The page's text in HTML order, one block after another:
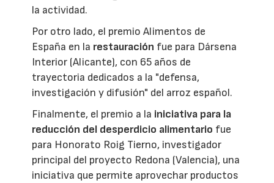
la actividad.
Por otro lado, el premio Alimentos de
España en la restauración fue para Dársena
Interior (Alicante), con 65 años de
trayectoria dedicados a la "defensa,
investigación y difusión" del arroz español.
Finalmente, el premio a la iniciativa para la
reducción del desperdicio alimentario fue
para Honorato Roig Tierno, investigador
principal del proyecto Redona (Valencia), una
iniciativa que permite aprovechar productos